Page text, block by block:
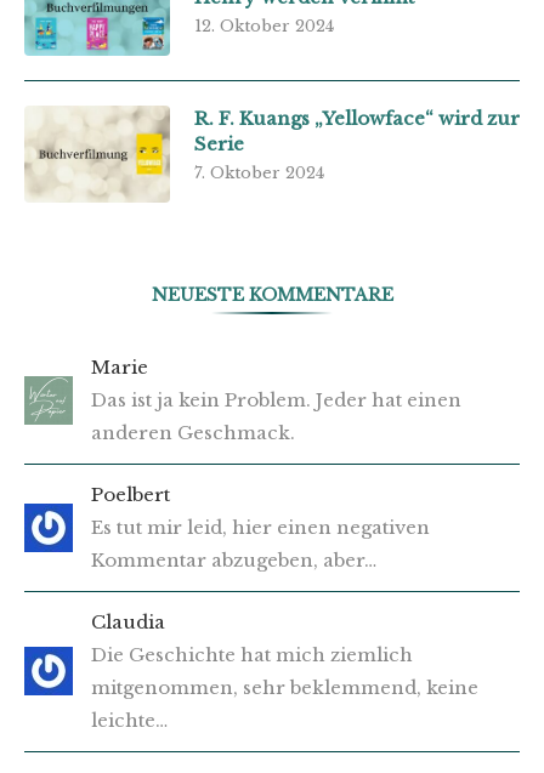
12. Oktober 2024
R. F. Kuangs „Yellowface“ wird zur
Serie
7. Oktober 2024
NEUESTE KOMMENTARE
Marie
Das ist ja kein Problem. Jeder hat einen
anderen Geschmack.
Poelbert
Es tut mir leid, hier einen negativen
Kommentar abzugeben, aber…
Claudia
Die Geschichte hat mich ziemlich
mitgenommen, sehr beklemmend, keine
leichte…